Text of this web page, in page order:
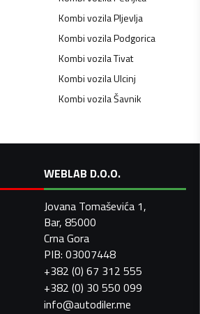
Kombi vozilaPljevlja
Kombi vozilaPodgorica
Kombi vozilaTivat
Kombi vozilaUlcinj
Kombi vozilaŠavnik
WEBLAB D.O.O.
Jovana Tomaševića 1,
Bar, 85000
Crna Gora
PIB: 03007448
+382 (0) 67 312 555
+382 (0) 30 550 099
info@autodiler.me